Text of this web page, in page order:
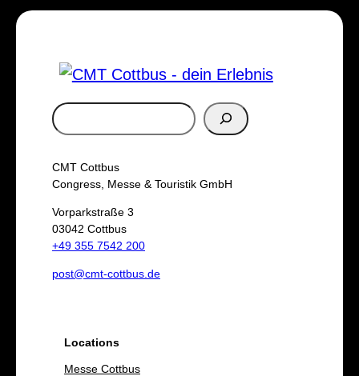
S
u
c
h
e
n
CMT Cottbus
Congress, Messe & Touristik GmbH
Vorparkstraße 3
03042 Cottbus
+49 355 7542 200
post@cmt-cottbus.de
Locations
Messe Cottbus